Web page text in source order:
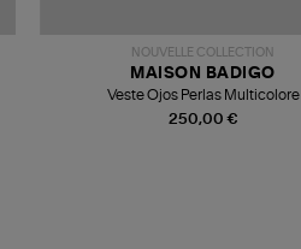
NOUVELLE COLLECTION
250,00 €
MAISON BADIGO
Veste Ojos Perlas Multicolore